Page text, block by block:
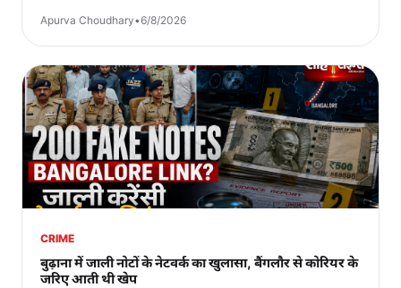
Apurva Choudhary•6/8/2026
CRIME
बुढ़ाना में जाली नोटों के नेटवर्क का खुलासा, बैंगलौर से कोरियर के
जरिए आती थी खेप